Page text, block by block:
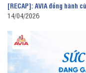
[RECAP]: AVIA đồng hành
14/04/2026